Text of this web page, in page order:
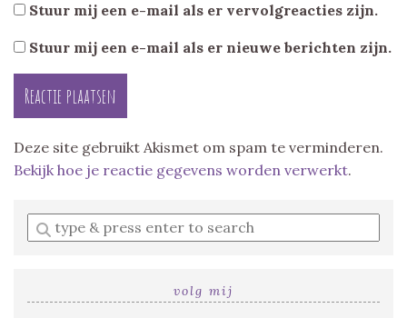
Stuur mij een e-mail als er vervolgreacties zijn.
Stuur mij een e-mail als er nieuwe berichten zijn.
Deze site gebruikt Akismet om spam te verminderen.
Bekijk hoe je reactie gegevens worden verwerkt.
Enter
a
volg mij